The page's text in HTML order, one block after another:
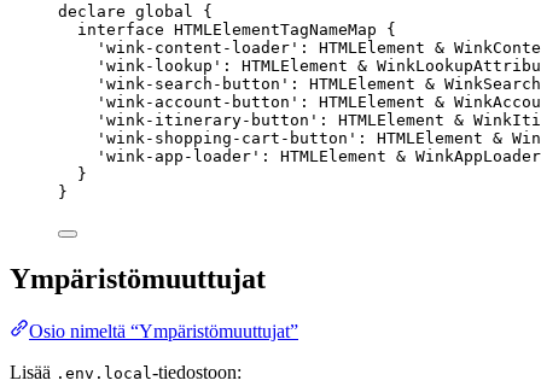
declare global {
interface HTMLElementTagNameMap {
' wink-content-loader ' : HTMLElement &
' wink-lookup ' : HTMLElement &
' wink-search-button ' : HTMLElement &
' wink-account-button ' : HTMLElement &
' wink-itinerary-button ' : HTMLElement &
' wink-shopping-cart-button ' : HTMLElement &
' wink-app-loader ' : HTMLElement &
}
}
Ympäristömuuttujat
Osio nimeltä “Ympäristömuuttujat”
Lisää .env.local-tiedostoon: